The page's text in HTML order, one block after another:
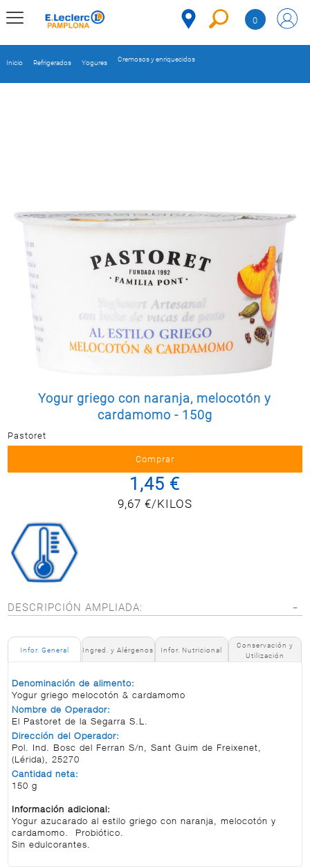
Postal
0
CORPORATIVO
MERCADO
PLATOS
PREPARADOS
MASCOTAS
PERFUMERÍA
Y BAZAR
Inicio Refrigerados Yogures Cremosos y enriquecidos
Yogur griego con naranja, melocotón y
cardamomo - 150g
Pastoret
1,45 €
9,67 €/KILOS
DESCRIPCIÓN AMPLIADA:
Infor. General Ingred. y Alérgenos Infor. Nutricional
Conservación y
Utilización
Denominación de alimento:
Yogur griego melocotón & cardamomo
Nombre de Operador:
El Pastoret de la Segarra S.L.
Dirección del Operador:
Pol. Ind. Bosc del Ferran S/n, Sant Guim de Freixenet,
(Lérida), 25270
Cantidad neta:
150 g
Información adicional:
Yogur azucarado al estilo griego con naranja, melocotón y
cardamomo. Probiótico.
Sin edulcorantes.